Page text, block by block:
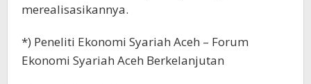
merealisasikannya.
*) Peneliti Ekonomi Syariah Aceh – Forum
Ekonomi Syariah Aceh Berkelanjutan